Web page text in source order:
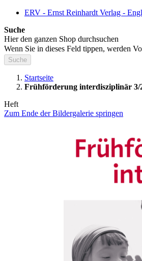
ERV - Ernst Reinhardt Verlag -
Suche
Hier den ganzen Shop durchsuchen
Wenn Sie in dieses Feld tippen, werden
Suche
Startseite
Frühförderung interdisziplinär 3/
Heft
Zum Ende der Bildergalerie springen